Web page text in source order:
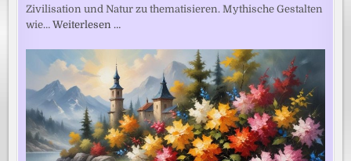
Zivilisation und Natur zu thematisieren. Mythische Gestalten
wie…Weiterlesen …